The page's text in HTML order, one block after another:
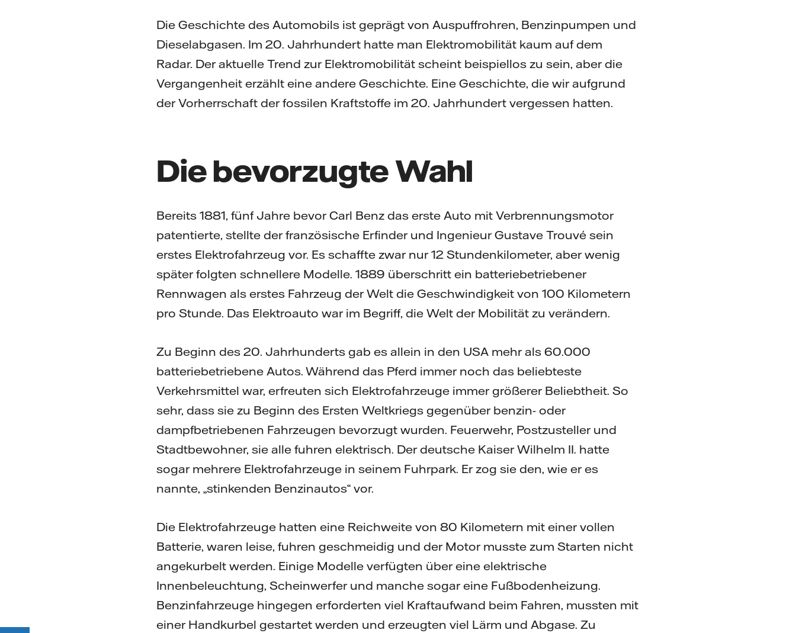
Die Geschichte des Automobils ist geprägt von Auspuffrohren, Benzinpumpen und
Dieselabgasen. Im 20. Jahrhundert hatte man Elektromobilität kaum auf dem
Radar. Der aktuelle Trend zur Elektromobilität scheint beispiellos zu sein, aber die
Vergangenheit erzählt eine andere Geschichte. Eine Geschichte, die wir aufgrund
der Vorherrschaft der fossilen Kraftstoffe im 20. Jahrhundert vergessen hatten.
Die bevorzugte Wahl
Bereits 1881, fünf Jahre bevor Carl Benz das erste Auto mit Verbrennungsmotor
patentierte, stellte der französische Erfinder und Ingenieur Gustave Trouvé sein
erstes Elektrofahrzeug vor. Es schaffte zwar nur 12 Stundenkilometer, aber wenig
später folgten schnellere Modelle. 1889 überschritt ein batteriebetriebener
Rennwagen als erstes Fahrzeug der Welt die Geschwindigkeit von 100 Kilometern
pro Stunde. Das Elektroauto war im Begriff, die Welt der Mobilität zu verändern.
Zu Beginn des 20. Jahrhunderts gab es allein in den USA mehr als 60.000
batteriebetriebene Autos. Während das Pferd immer noch das beliebteste
Verkehrsmittel war, erfreuten sich Elektrofahrzeuge immer größerer Beliebtheit. So
sehr, dass sie zu Beginn des Ersten Weltkriegs gegenüber benzin- oder
dampfbetriebenen Fahrzeugen bevorzugt wurden. Feuerwehr, Postzusteller und
Stadtbewohner, sie alle fuhren elektrisch. Der deutsche Kaiser Wilhelm II. hatte
sogar mehrere Elektrofahrzeuge in seinem Fuhrpark. Er zog sie den, wie er es
nannte, „stinkenden Benzinautos“ vor.
Die Elektrofahrzeuge hatten eine Reichweite von 80 Kilometern mit einer vollen
Batterie, waren leise, fuhren geschmeidig und der Motor musste zum Starten nicht
angekurbelt werden. Einige Modelle verfügten über eine elektrische
Innenbeleuchtung, Scheinwerfer und manche sogar eine Fußbodenheizung.
Benzinfahrzeuge hingegen erforderten viel Kraftaufwand beim Fahren, mussten mit
einer Handkurbel gestartet werden und erzeugten viel Lärm und Abgase. Zu